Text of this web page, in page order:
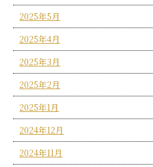
2025年5月
2025年4月
2025年3月
2025年2月
2025年1月
2024年12月
2024年11月